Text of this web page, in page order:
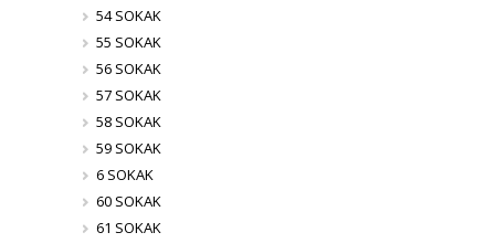
54 SOKAK
55 SOKAK
56 SOKAK
57 SOKAK
58 SOKAK
59 SOKAK
6 SOKAK
60 SOKAK
61 SOKAK